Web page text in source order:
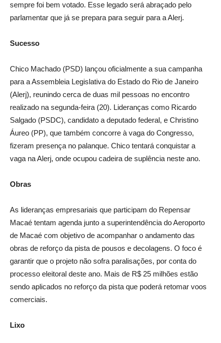
sempre foi bem votado. Esse legado será abraçado pelo
parlamentar que já se prepara para seguir para a Alerj.
Sucesso
Chico Machado (PSD) lançou oficialmente a sua campanha
para a Assembleia Legislativa do Estado do Rio de Janeiro
(Alerj), reunindo cerca de duas mil pessoas no encontro
realizado na segunda-feira (20). Lideranças como Ricardo
Salgado (PSDC), candidato a deputado federal, e Christino
Áureo (PP), que também concorre à vaga do Congresso,
fizeram presença no palanque. Chico tentará conquistar a
vaga na Alerj, onde ocupou cadeira de suplência neste ano.
Obras
As lideranças empresariais que participam do Repensar
Macaé tentam agenda junto a superintendência do Aeroporto
de Macaé com objetivo de acompanhar o andamento das
obras de reforço da pista de pousos e decolagens. O foco é
garantir que o projeto não sofra paralisações, por conta do
processo eleitoral deste ano. Mais de R$ 25 milhões estão
sendo aplicados no reforço da pista que poderá retomar voos
comerciais.
Lixo